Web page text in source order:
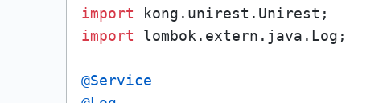
import
import lombok.extern.java.Log;
@Service